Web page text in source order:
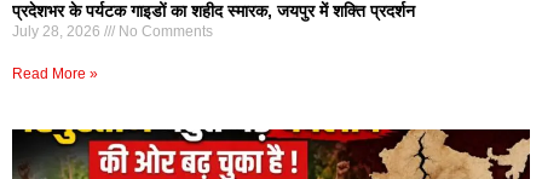
प्रदेशभर के पर्यटक गाइडों का शहीद स्मारक, जयपुर में शक्ति प्रदर्शन
July 28, 2026 No Comments
Read More »